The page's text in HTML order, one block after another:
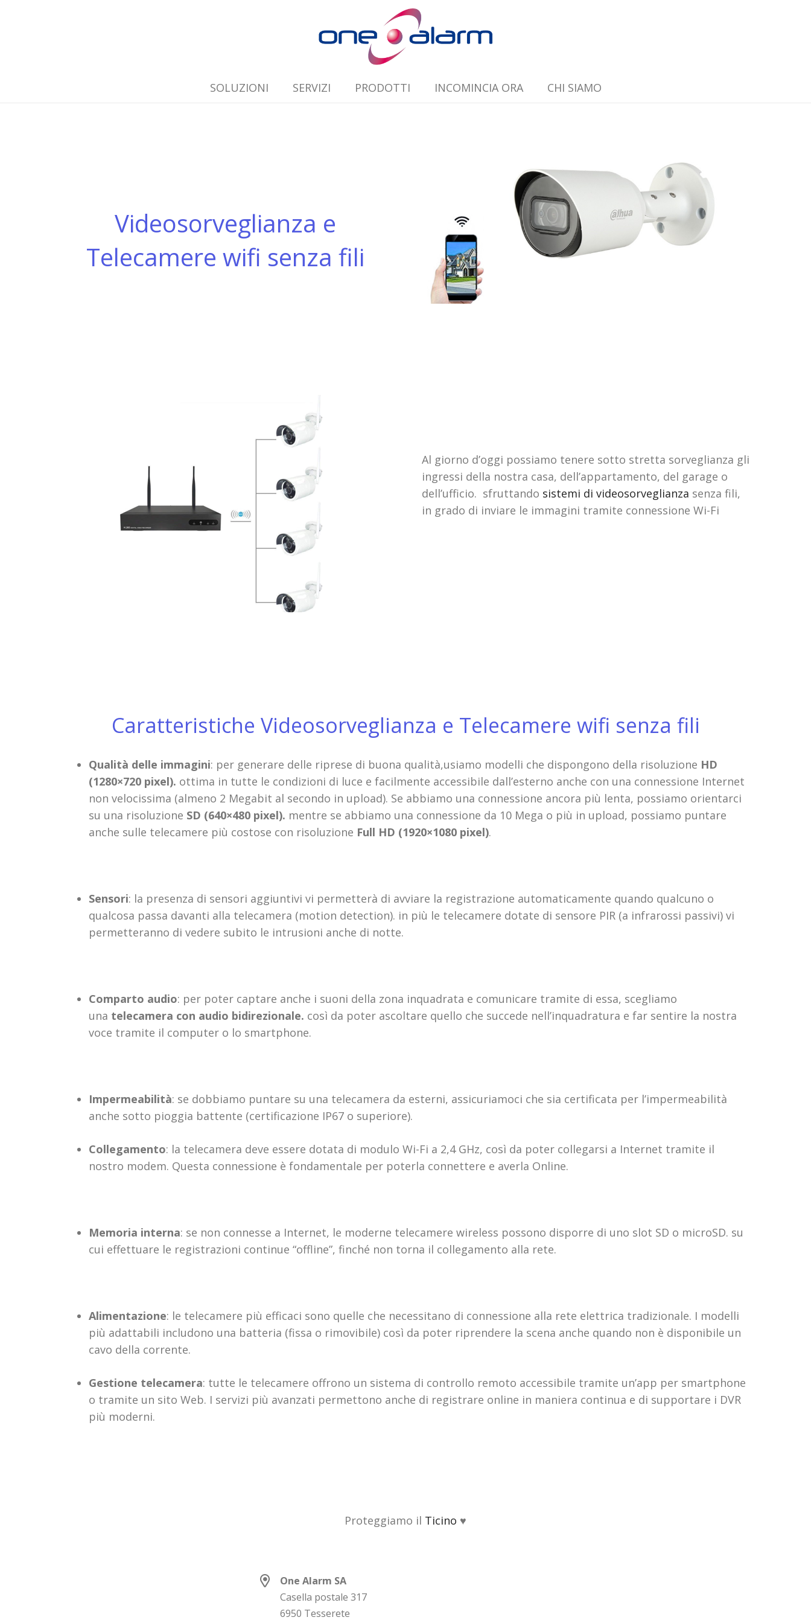
SOLUZIONI SERVIZI PRODOTTI INCOMINCIA ORA CHI SIAMO
Videosorveglianza e
Telecamere wifi senza fili
Al giorno d’oggi possiamo tenere sotto stretta sorveglianza gli
ingressi della nostra casa, dell’appartamento, del garage o
dell’ufficio. sfruttando sistemi di videosorveglianza senza fili,
in grado di inviare le immagini tramite connessione Wi-Fi
Caratteristiche Videosorveglianza e Telecamere wifi senza fili
Qualità delle immagini: per generare delle riprese di buona qualità,usiamo modelli che dispongono della risoluzione HD
(1280×720 pixel). ottima in tutte le condizioni di luce e facilmente accessibile dall’esterno anche con una connessione Internet
non velocissima (almeno 2 Megabit al secondo in upload). Se abbiamo una connessione ancora più lenta, possiamo orientarci
su una risoluzione SD (640×480 pixel). mentre se abbiamo una connessione da 10 Mega o più in upload, possiamo puntare
anche sulle telecamere più costose con risoluzione Full HD (1920×1080 pixel).
Sensori: la presenza di sensori aggiuntivi vi permetterà di avviare la registrazione automaticamente quando qualcuno o
qualcosa passa davanti alla telecamera (motion detection). in più le telecamere dotate di sensore PIR (a infrarossi passivi) vi
permetteranno di vedere subito le intrusioni anche di notte.
Comparto audio: per poter captare anche i suoni della zona inquadrata e comunicare tramite di essa, scegliamo
una telecamera con audio bidirezionale. così da poter ascoltare quello che succede nell’inquadratura e far sentire la nostra
voce tramite il computer o lo smartphone.
Impermeabilità: se dobbiamo puntare su una telecamera da esterni, assicuriamoci che sia certificata per l’impermeabilità
anche sotto pioggia battente (certificazione IP67 o superiore).
Collegamento: la telecamera deve essere dotata di modulo Wi-Fi a 2,4 GHz, così da poter collegarsi a Internet tramite il
nostro modem. Questa connessione è fondamentale per poterla connettere e averla Online.
Memoria interna: se non connesse a Internet, le moderne telecamere wireless possono disporre di uno slot SD o microSD. su
cui effettuare le registrazioni continue “offline”, finché non torna il collegamento alla rete.
Alimentazione: le telecamere più efficaci sono quelle che necessitano di connessione alla rete elettrica tradizionale. I modelli
più adattabili includono una batteria (fissa o rimovibile) così da poter riprendere la scena anche quando non è disponibile un
cavo della corrente.
Gestione telecamera: tutte le telecamere offrono un sistema di controllo remoto accessibile tramite un’app per smartphone
o tramite un sito Web. I servizi più avanzati permettono anche di registrare online in maniera continua e di supportare i DVR
più moderni.
Proteggiamo il Ticino ♥
One Alarm SA
Casella postale 317
6950 Tesserete